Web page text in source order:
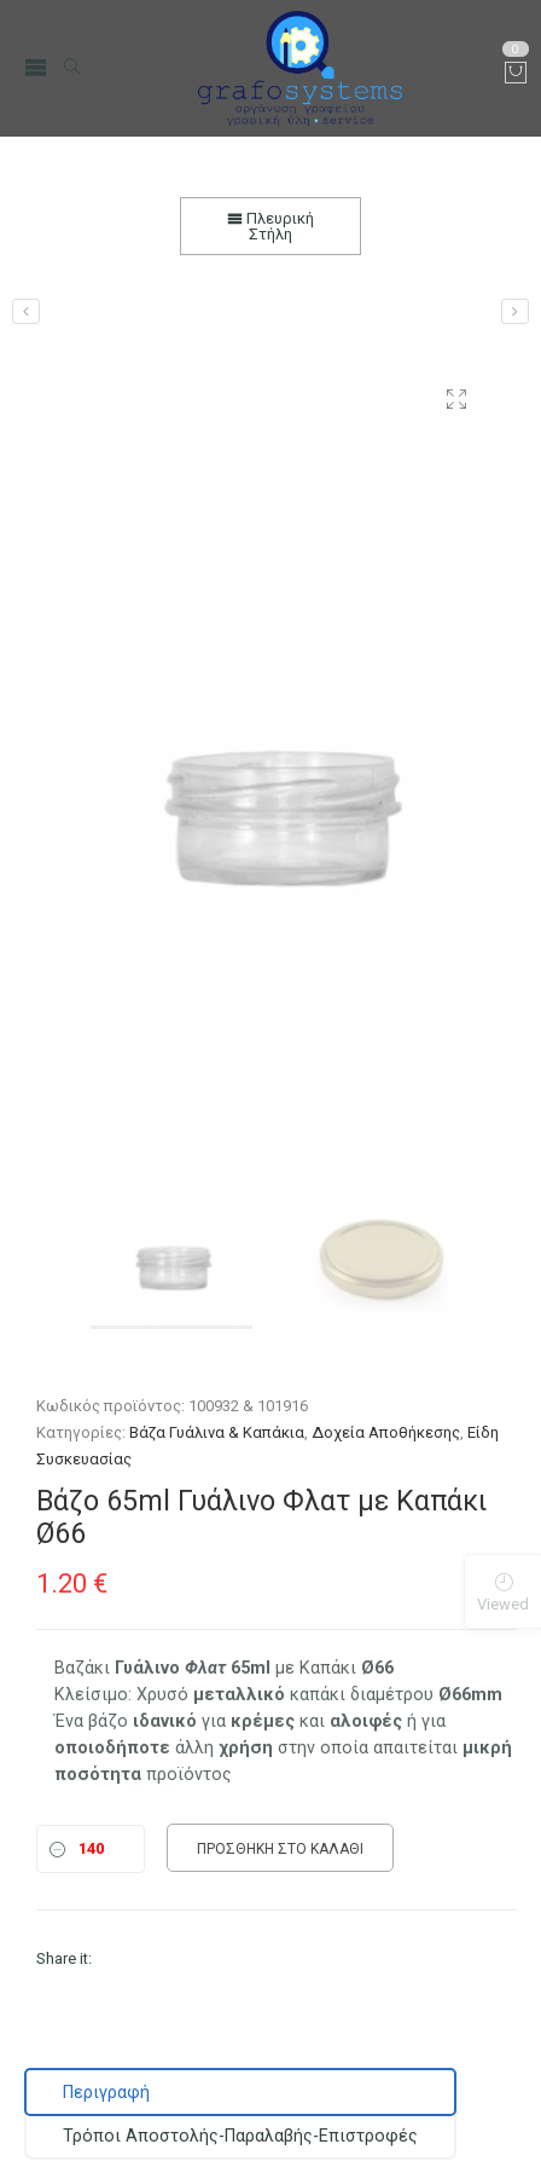
0
Μικρο-Συσκευές Κουζίνας
Πλευρική
Στήλη
Κωδικός προϊόντος: 100932 & 101916
Κατηγορίες:Βάζα Γυάλινα & Καπάκια,Δοχεία Αποθήκεσης,Είδη
Συσκευασίας
Βάζο 65ml Γυάλινο Φλατ με Καπάκι
Ø66
1.20 €
Βαζάκι Γυάλινο Φλατ 65mlμε Καπάκι Ø66
Κλείσιμο: Χρυσό μεταλλικό καπάκι διαμέτρου Ø66mm
Ένα βάζο ιδανικό για κρέμες και αλοιφέςή για
οποιοδήποτεάλληχρήση στην οποία απαιτείται μικρή
ποσότητα προϊόντος
ΠΡΟΣΘΉΚΗ ΣΤΟ ΚΑΛΆΘΙ
Share it:
Περιγραφή
Τρόποι Αποστολής-Παραλαβής-Επιστροφές
Viewed